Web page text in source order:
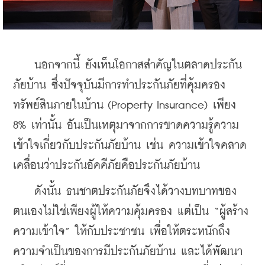
นอกจากนี้ ยังเห็นโอกาสสำคัญในตลาดประกัน
ภัยบ้าน ซึ่งปัจจุบันมีการทำประกันภัยที่คุ้มครอง
ทรัพย์สินภายในบ้าน (Property Insurance) เพียง
8% เท่านั้น อันเป็นเหตุมาจากการขาดความรู้ความ
เข้าใจเกี่ยวกับประกันภัยบ้าน เช่น ความเข้าใจคลาด
เคลื่อนว่าประกันอัคคีภัยคือประกันภัยบ้าน
ดังนั้น ธนชาตประกันภัยจึงได้วางบทบาทของ
ตนเองไม่ใช่เพียงผู้ให้ความคุ้มครอง แต่เป็น “ผู้สร้าง
ความเข้าใจ” ให้กับประชาชน เพื่อให้ตระหนักถึง
ความจำเป็นของการมีประกันภัยบ้าน และได้พัฒนา